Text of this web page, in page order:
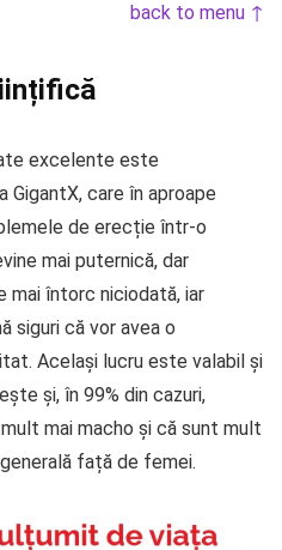
back to menu ↑
excelente este
care în aproape
de erecție într-o
mai puternică, dar
mai întorc niciodată, iar
siguri că vor avea o
Același lucru este valabil și
și, în 99% din cazuri,
mai macho și că sunt mult
față de femei.